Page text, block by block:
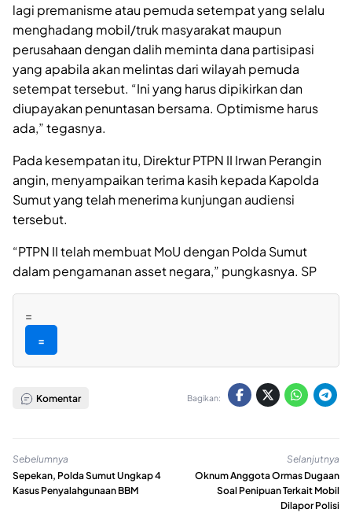
lagi premanisme atau pemuda setempat yang selalu
menghadang mobil/truk masyarakat maupun
perusahaan dengan dalih meminta dana partisipasi
yang apabila akan melintas dari wilayah pemuda
setempat tersebut. “Ini yang harus dipikirkan dan
diupayakan penuntasan bersama. Optimisme harus
ada,” tegasnya.
Pada kesempatan itu, Direktur PTPN II Irwan Perangin
angin, menyampaikan terima kasih kepada Kapolda
Sumut yang telah menerima kunjungan audiensi
tersebut.
“PTPN II telah membuat MoU dengan Polda Sumut
dalam pengamanan asset negara,” pungkasnya. SP
=
=
Komentar Bagikan:
Sebelumnya
Sepekan, Polda Sumut Ungkap 4
Kasus Penyalahgunaan BBM
Selanjutnya
Oknum Anggota Ormas Dugaan
Soal Penipuan Terkait Mobil
Dilapor Polisi